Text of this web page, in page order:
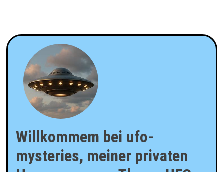
Willkommem bei ufo-
mysteries, meiner privaten